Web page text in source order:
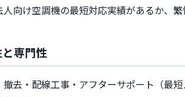
向け空調機の最短対応実績があるか、
専門性
去・配線工事・アフターサポート（最